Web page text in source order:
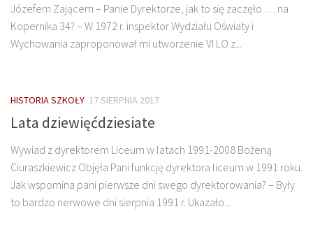
Józefem Zającem – Panie Dyrektorze, jak to się zaczęło … na
Kopernika 34? – W 1972 r. inspektor Wydziału Oświaty i
Wychowania zaproponował mi utworzenie VI LO z...
HISTORIA SZKOŁY 17 SIERPNIA 2017
Lata dziewięćdziesiate
Wywiad z dyrektorem Liceum w latach 1991-2008 Bożeną
Ciuraszkiewicz Objęła Pani funkcję dyrektora liceum w 1991 roku.
Jak wspomina pani pierwsze dni swego dyrektorowania? – Były
to bardzo nerwowe dni sierpnia 1991 r. Ukazało...